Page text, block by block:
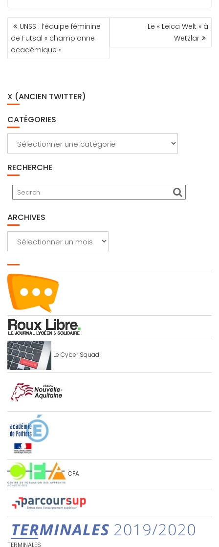
NAVIGATION
DE
L’ARTICLE
UNSS : l’équipe féminine
de Futsal « championne
académique »
Le « Leica Welt » à
Wetzlar
X (ANCIEN TWITTER)
CATÉGORIES
RECHERCHE
ARCHIVES
Le Cyber Squad
CFA
TERMINALES